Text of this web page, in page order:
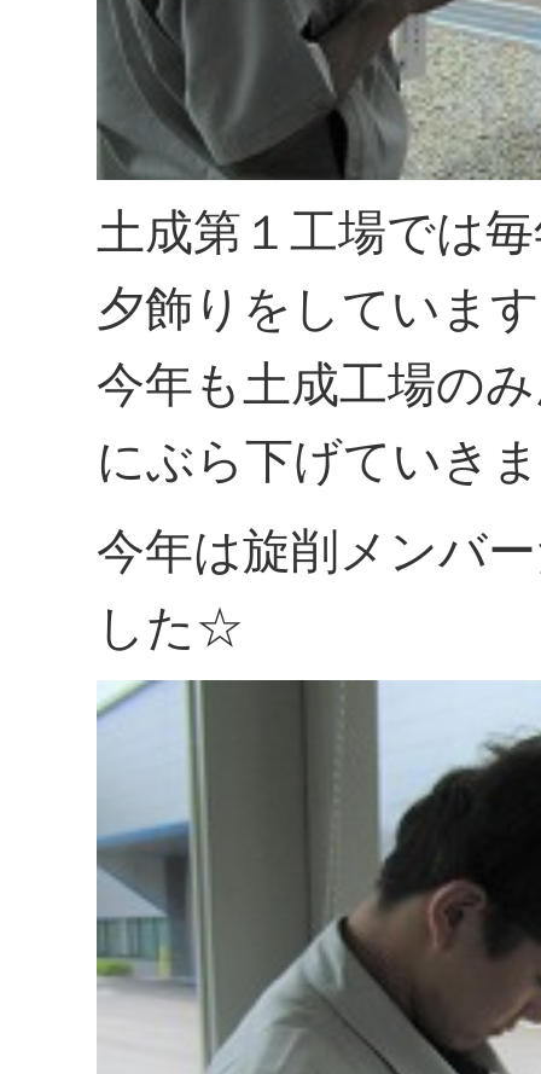
土成第１工場では
夕飾りをしていま
今年も土成工場の
にぶら下げていき
今年は旋削メンバ
した☆